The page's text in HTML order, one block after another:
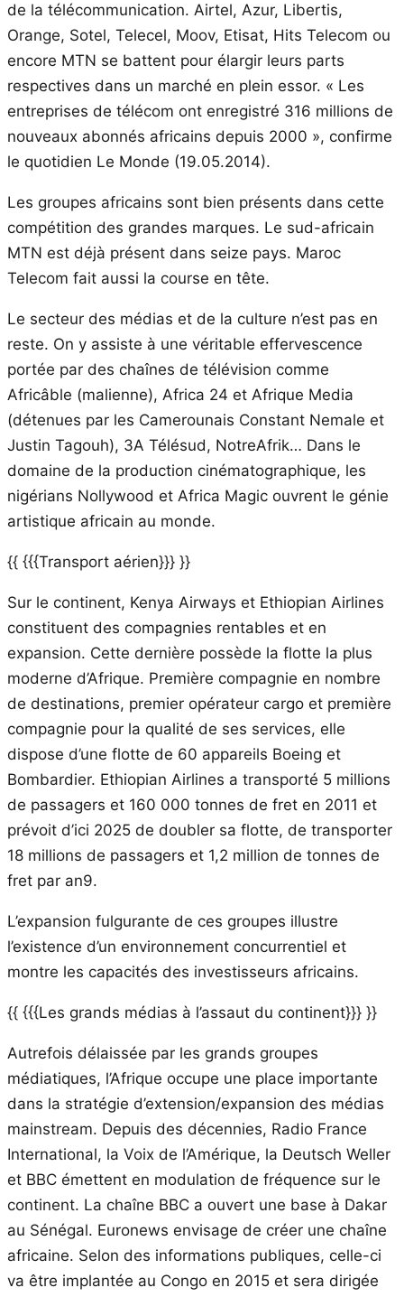
de la télécommunication. Airtel, Azur, Libertis,
Orange, Sotel, Telecel, Moov, Etisat, Hits Telecom ou
encore MTN se battent pour élargir leurs parts
respectives dans un marché en plein essor. « Les
entreprises de télécom ont enregistré 316 millions de
nouveaux abonnés africains depuis 2000 », confirme
le quotidien Le Monde (19.05.2014).
Les groupes africains sont bien présents dans cette
compétition des grandes marques. Le sud-africain
MTN est déjà présent dans seize pays. Maroc
Telecom fait aussi la course en tête.
Le secteur des médias et de la culture n’est pas en
reste. On y assiste à une véritable effervescence
portée par des chaînes de télévision comme
Africâble (malienne), Africa 24 et Afrique Media
(détenues par les Camerounais Constant Nemale et
Justin Tagouh), 3A Télésud, NotreAfrik… Dans le
domaine de la production cinématographique, les
nigérians Nollywood et Africa Magic ouvrent le génie
artistique africain au monde.
{{ {{{Transport aérien}}} }}
Sur le continent, Kenya Airways et Ethiopian Airlines
constituent des compagnies rentables et en
expansion. Cette dernière possède la flotte la plus
moderne d’Afrique. Première compagnie en nombre
de destinations, premier opérateur cargo et première
compagnie pour la qualité de ses services, elle
dispose d’une flotte de 60 appareils Boeing et
Bombardier. Ethiopian Airlines a transporté 5 millions
de passagers et 160 000 tonnes de fret en 2011 et
prévoit d’ici 2025 de doubler sa flotte, de transporter
18 millions de passagers et 1,2 million de tonnes de
fret par an9.
L’expansion fulgurante de ces groupes illustre
l’existence d’un environnement concurrentiel et
montre les capacités des investisseurs africains.
{{ {{{Les grands médias à l’assaut du continent}}} }}
Autrefois délaissée par les grands groupes
médiatiques, l’Afrique occupe une place importante
dans la stratégie d’extension/expansion des médias
mainstream. Depuis des décennies, Radio France
International, la Voix de l’Amérique, la Deutsch Weller
et BBC émettent en modulation de fréquence sur le
continent. La chaîne BBC a ouvert une base à Dakar
au Sénégal. Euronews envisage de créer une chaîne
africaine. Selon des informations publiques, celle-ci
va être implantée au Congo en 2015 et sera dirigée